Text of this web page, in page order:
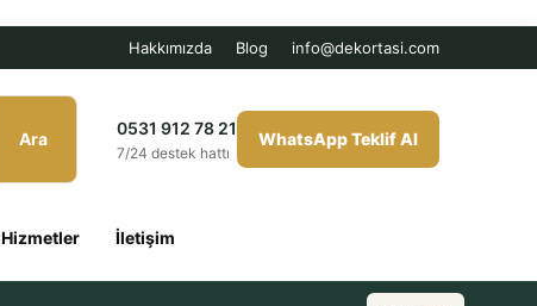
Hakkımızda Blog info@dekortasi.com
Ara
0531 912 78 21
7/24 destek hattı
WhatsApp Teklif Al
Hizmetler İletişim